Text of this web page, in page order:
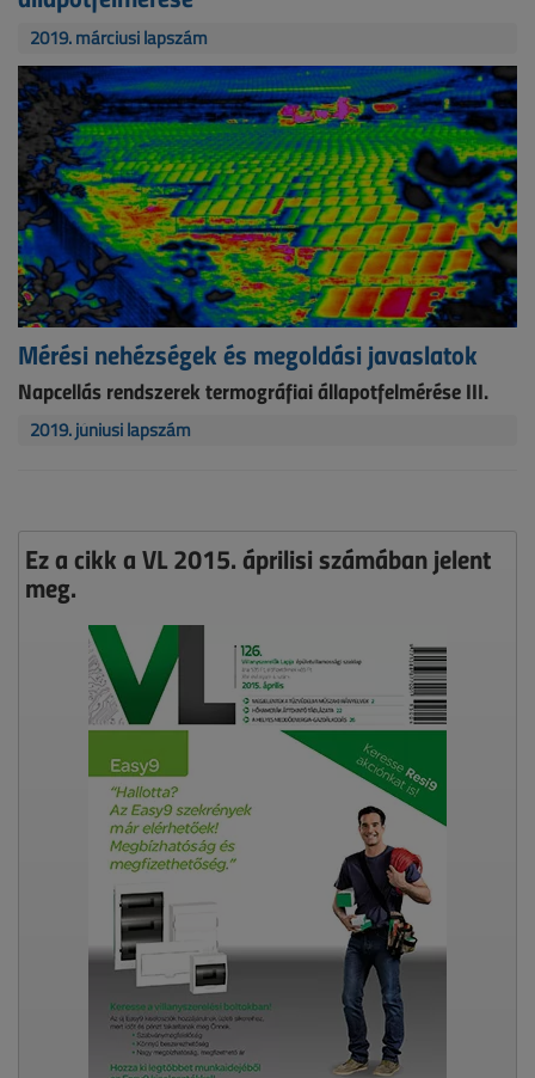
2019. márciusi lapszám
Mérési nehézségek és megoldási javaslatok
Napcellás rendszerek termográfiai állapotfelmérése III.
2019. júniusi lapszám
Ez a cikk a VL 2015. áprilisi számában jelent
meg.